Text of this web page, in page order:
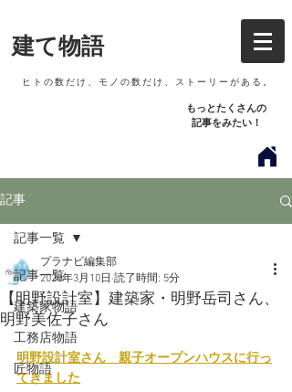
​ ヒトの数だけ、モノの数だけ、ストーリーがある。
建て物語
もっとたくさん​の
記事をみたい！
記事
記事一覧
建築家物語
工務店物語
匠物語
記事一覧
【明野設計室】建築家・明野岳司さん、
明野美佐子さん
プラナビ編集部
2020年3月10日 読了時間: 5分
明野設計室さん　親子オープンハウスに行っ
てきました